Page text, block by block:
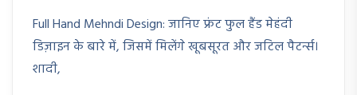
Full Hand Mehndi Design: जानिए फ्रंट फुल हैंड मेहंदी
डिज़ाइन के बारे में, जिसमें मिलेंगे खूबसूरत और जटिल पैटर्न्स।
शादी,